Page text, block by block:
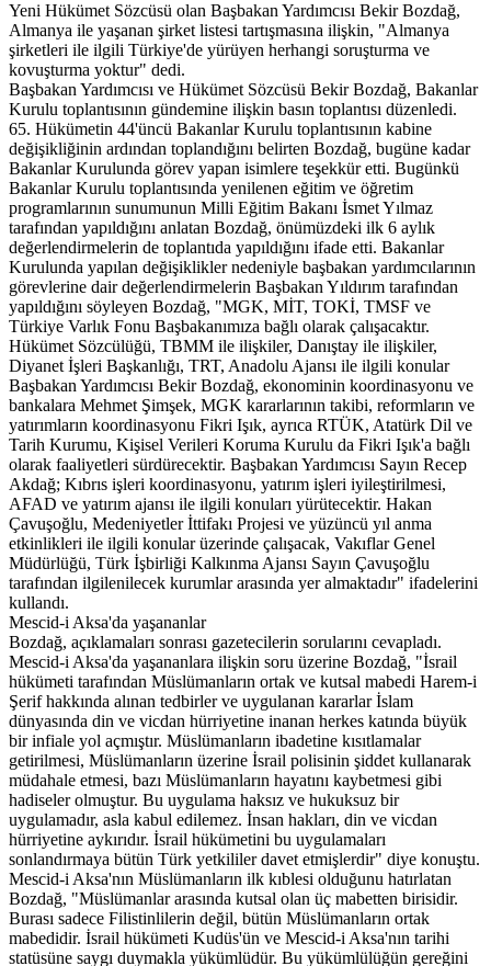
Yeni Hükümet Sözcüsü olan Başbakan Yardımcısı Bekir Bozdağ,
Almanya ile yaşanan şirket listesi tartışmasına ilişkin, "Almanya
şirketleri ile ilgili Türkiye'de yürüyen herhangi soruşturma ve
kovuşturma yoktur" dedi.
Başbakan Yardımcısı ve Hükümet Sözcüsü Bekir Bozdağ, Bakanlar
Kurulu toplantısının gündemine ilişkin basın toplantısı düzenledi.
65. Hükümetin 44'üncü Bakanlar Kurulu toplantısının kabine
değişikliğinin ardından toplandığını belirten Bozdağ, bugüne kadar
Bakanlar Kurulunda görev yapan isimlere teşekkür etti. Bugünkü
Bakanlar Kurulu toplantısında yenilenen eğitim ve öğretim
programlarının sunumunun Milli Eğitim Bakanı İsmet Yılmaz
tarafından yapıldığını anlatan Bozdağ, önümüzdeki ilk 6 aylık
değerlendirmelerin de toplantıda yapıldığını ifade etti. Bakanlar
Kurulunda yapılan değişiklikler nedeniyle başbakan yardımcılarının
görevlerine dair değerlendirmelerin Başbakan Yıldırım tarafından
yapıldığını söyleyen Bozdağ, "MGK, MİT, TOKİ, TMSF ve
Türkiye Varlık Fonu Başbakanımıza bağlı olarak çalışacaktır.
Hükümet Sözcülüğü, TBMM ile ilişkiler, Danıştay ile ilişkiler,
Diyanet İşleri Başkanlığı, TRT, Anadolu Ajansı ile ilgili konular
Başbakan Yardımcısı Bekir Bozdağ, ekonominin koordinasyonu ve
bankalara Mehmet Şimşek, MGK kararlarının takibi, reformların ve
yatırımların koordinasyonu Fikri Işık, ayrıca RTÜK, Atatürk Dil ve
Tarih Kurumu, Kişisel Verileri Koruma Kurulu da Fikri Işık'a bağlı
olarak faaliyetleri sürdürecektir. Başbakan Yardımcısı Sayın Recep
Akdağ; Kıbrıs işleri koordinasyonu, yatırım işleri iyileştirilmesi,
AFAD ve yatırım ajansı ile ilgili konuları yürütecektir. Hakan
Çavuşoğlu, Medeniyetler İttifakı Projesi ve yüzüncü yıl anma
etkinlikleri ile ilgili konular üzerinde çalışacak, Vakıflar Genel
Müdürlüğü, Türk İşbirliği Kalkınma Ajansı Sayın Çavuşoğlu
tarafından ilgilenilecek kurumlar arasında yer almaktadır" ifadelerini
kullandı.
Mescid-i Aksa'da yaşananlar
Bozdağ, açıklamaları sonrası gazetecilerin sorularını cevapladı.
Mescid-i Aksa'da yaşananlara ilişkin soru üzerine Bozdağ, "İsrail
hükümeti tarafından Müslümanların ortak ve kutsal mabedi Harem-i
Şerif hakkında alınan tedbirler ve uygulanan kararlar İslam
dünyasında din ve vicdan hürriyetine inanan herkes katında büyük
bir infiale yol açmıştır. Müslümanların ibadetine kısıtlamalar
getirilmesi, Müslümanların üzerine İsrail polisinin şiddet kullanarak
müdahale etmesi, bazı Müslümanların hayatını kaybetmesi gibi
hadiseler olmuştur. Bu uygulama haksız ve hukuksuz bir
uygulamadır, asla kabul edilemez. İnsan hakları, din ve vicdan
hürriyetine aykırıdır. İsrail hükümetini bu uygulamaları
sonlandırmaya bütün Türk yetkililer davet etmişlerdir" diye konuştu.
Mescid-i Aksa'nın Müslümanların ilk kıblesi olduğunu hatırlatan
Bozdağ, "Müslümanlar arasında kutsal olan üç mabetten birisidir.
Burası sadece Filistinlilerin değil, bütün Müslümanların ortak
mabedidir. İsrail hükümeti Kudüs'ün ve Mescid-i Aksa'nın tarihi
statüsüne saygı duymakla yükümlüdür. Bu yükümlülüğün gereğini